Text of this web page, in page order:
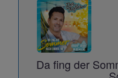
Da fing der